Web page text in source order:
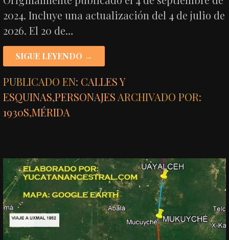
2024. Incluye una actualización del 4 de julio de
2026. El 20 de…
SIGUE LEYENDO →
PUBLICADO EN: CALLES Y
ESQUINAS,PERSONAJES ARCHIVADO POR:
1930S,MÉRIDA